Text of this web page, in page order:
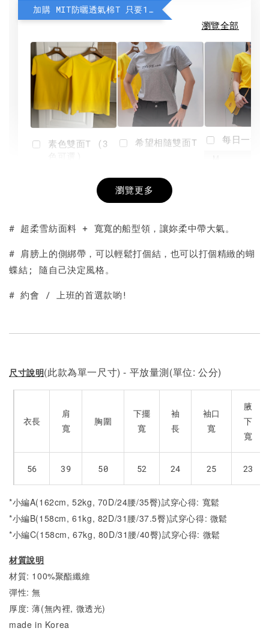
加購 MIT防曬透氣棉T 只要190元
瀏覽全部
素色雙面T (3
+
希望相隨雙面T
NT$ 190
-
每日一笑
瀏覽更多
# 超柔雪紡面料 + 寬寬的船型領，讓妳柔中帶大氣。
# 肩膀上的側綁帶，可以輕鬆打個結，也可以打個精緻的蝴
蝶結; 隨自己決定風格。
# 約會 / 上班的首選款喲!
尺寸說明(此款為單一尺寸) - 平放量測(單位: 公分)
衣長
肩
寬
胸圍
下擺
寬
袖
長
袖口
寬
腋
下
寬
56 39 50 52 24 25 23
*小編A(162cm, 52kg, 70D/24腰/35臀)試穿心得: 寬鬆
*小編B(158cm, 61kg, 82D/31腰/37.5臀)試穿心得: 微鬆
*小編C(158cm, 67kg, 80D/31腰/40臀)試穿心得: 微鬆
材質說明
材質: 100%聚酯纖維
彈性: 無
厚度: 薄(無內裡, 微透光)
made in Korea